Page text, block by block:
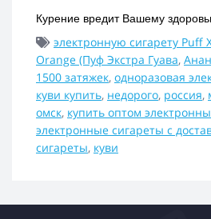
Курение вредит Вашему
электронную сигарету Puff
Orange (Пуф Экстра Гуава,
1500 затяжек, одноразовая
куви купить, недорого, россия,
омск, купить оптом
электронные сигареты с
сигареты, куви